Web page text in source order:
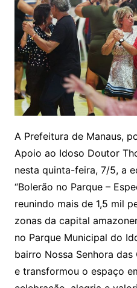
A Prefeitura de Manaus,
Apoio ao Idoso Doutor
nesta quinta-feira, 7/5, a
“Bolerão no Parque –
reunindo mais de 1,5 mil
zonas da capital
no Parque Municipal do
bairro Nossa Senhora
e transformou o espaço